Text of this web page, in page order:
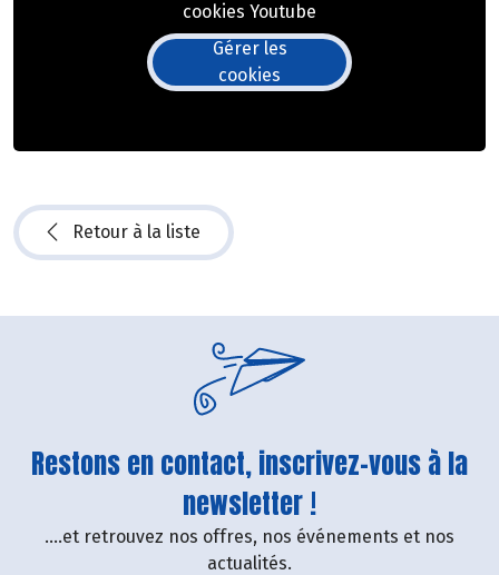
cookies Youtube
Gérer les
cookies
Retour à la liste
Restons en contact, inscrivez-vous à la
newsletter !
....et retrouvez nos offres, nos événements et nos
actualités.